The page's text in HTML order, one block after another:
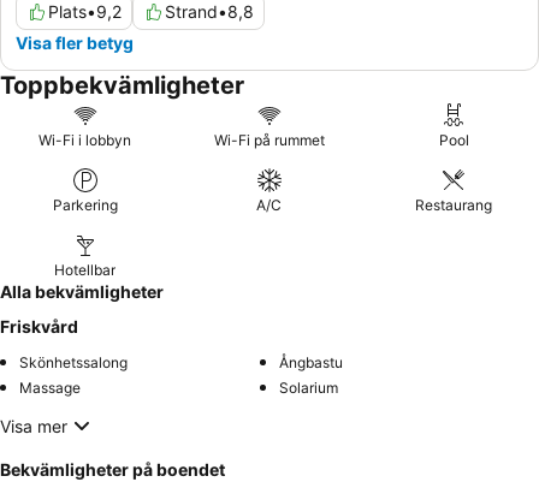
Plats•9,2 Strand•8,8
Visa fler betyg
Toppbekvämligheter
Wi-Fi i lobbyn Wi-Fi på rummet Pool
Parkering A/C Restaurang
Hotellbar
Alla bekvämligheter
Friskvård
Skönhetssalong
Ångbastu
Massage
Solarium
Visa mer
Bekvämligheter på boendet